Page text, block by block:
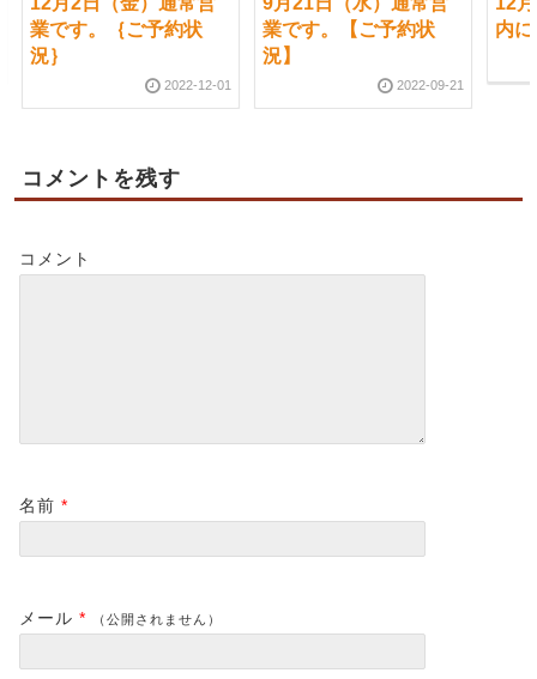
業です。｛ご予約状
況｝
2022-12-01
業です。【ご予約状
況】
2022-09-21
内
コメントを残す
コメント
名前 *
メール * （公開されません）